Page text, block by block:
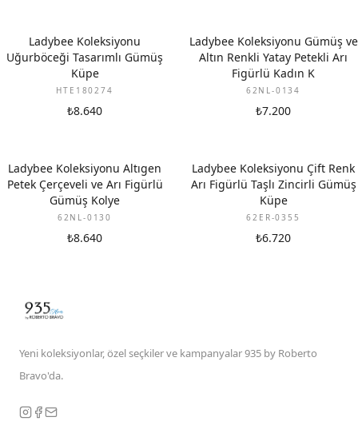
Ladybee Koleksiyonu
Uğurböceği Tasarımlı Gümüş
Küpe
HTE180274
₺8.640
Ladybee Koleksiyonu Gümüş ve
Altın Renkli Yatay Petekli Arı
Figürlü Kadın K
62NL-0134
₺7.200
Ladybee Koleksiyonu Altıgen
Petek Çerçeveli ve Arı Figürlü
Gümüş Kolye
62NL-0130
₺8.640
Ladybee Koleksiyonu Çift Renk
Arı Figürlü Taşlı Zincirli Gümüş
Küpe
62ER-0355
₺6.720
Yeni koleksiyonlar, özel seçkiler ve kampanyalar 935 by Roberto
Bravo'da.